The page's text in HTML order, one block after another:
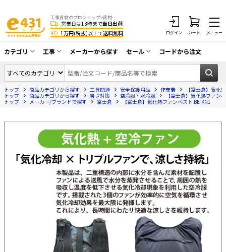
工事資材のプロショップe資材 CATV・アンテナ・防犯・光・LAN・電気・空調工事など
営業日は13時まで当日出荷
¥0 1万円(税抜)以上で送料無料 ログイン カート メニュー
カテゴリ
同軸ケーブル／テレビ用接栓／関連工具
アンテナ・取付金具・ブースター／CATV
部材類
防犯工事関連
HDMIケーブル・周辺機器／RCAケーブル
電話線／コネクタ／アダプタ
光ファイバー・融着接続機関連
LANケーブル・コネクタ・関連資材/機器
ネットワーク機器
エアコン・換気扇・空調資材
工事
CATV・アンテナ工事
光工事・FTTH工事
防犯カメラ工事
LAN配線工事
電話工事
電気配管工事
EV充電設備工事
照明設置工事
太陽光発電工事
メーカーから探す セール
在庫一掃セール
コードから注文
トップ 商品カテゴリから探す 工具関連 安全保護用品 作業着
【富士倉】気化
トップ
商品カテゴリから探す 暑さ対策 空冷服・水冷服
【富士倉】気化熱ファン
トップ
メーカー/ブランドで探す 富士倉 【富士倉】気化熱ファンベスト BE-KN1